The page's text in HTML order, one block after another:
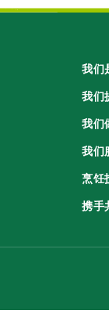
我们
我们
我们
我们
烹饪
携手